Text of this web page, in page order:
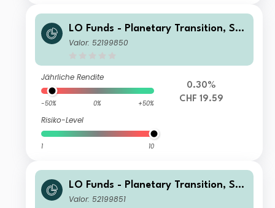
LO Funds - Planetary Transition, Sys
t. NAV Hdg, Seed, (CHF) MA
Valor: 52199850
Jährliche Rendite
-50% 0% +50%
Risiko-Level
1 10
0.30%
CHF 19.59
LO Funds - Planetary Transition, Sys
t. NAV Hdg, Seed, (CHF) MD
Valor: 52199851